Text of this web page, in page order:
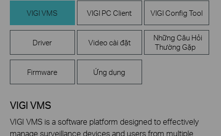
VIGI VMS VIGI PC Client VIGI Config Tool
Driver Video cài đặt
Những Câu Hỏi
Thường Gặp
Firmware Ứng dụng
VIGI VMS
VIGI VMS is a software platform designed to effectively
manage surveillance devices and users from multiple